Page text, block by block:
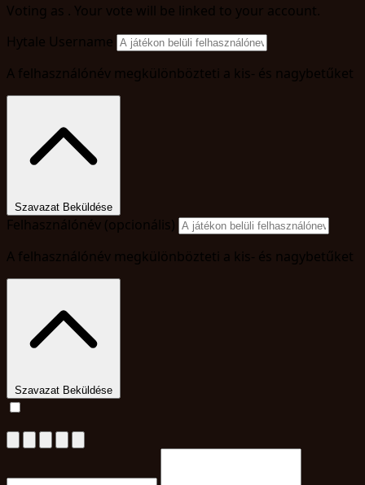
Voting as . Your vote will be linked to your account.
Hytale Username
A felhasználónév megkülönbözteti a kis- és nagybetűket
Szavazat Beküldése
Felhasználónév (opcionális)
A felhasználónév megkülönbözteti a kis- és nagybetűket
Szavazat Beküldése